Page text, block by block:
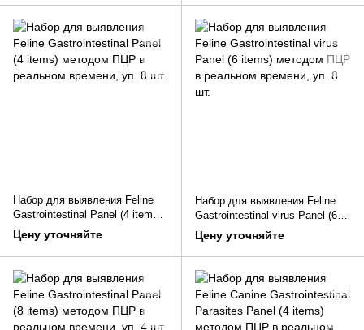
Набор для выявления Feline
Gastrointestinal Panel (4 items)
методом ПЦР в реальном
времени, уп. 8 шт.
Цену уточняйте
Набор для выявления Feline
Gastrointestinal virus Panel (6
items) методом ПЦР в
реальном времени, уп. 8 шт.
Цену уточняйте